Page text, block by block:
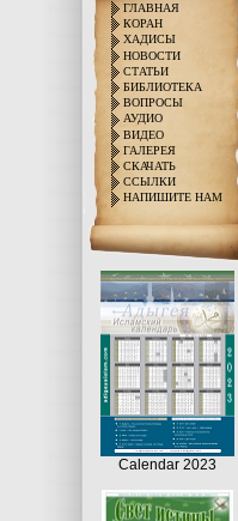
ГЛАВНАЯ
КОРАН
ХАДИСЫ
НОВОСТИ
СТАТЬИ
БИБЛИОТЕКА
ВОПРОСЫ
АУДИО
ВИДЕО
ГАЛЕРЕЯ
СКАЧАТЬ
ССЫЛКИ
НАПИШИТЕ НАМ
Calendar 2023